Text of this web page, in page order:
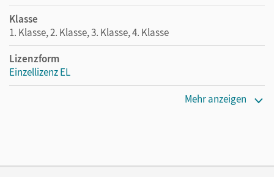
Klasse
1. Klasse, 2. Klasse, 3. Klasse, 4. Klasse
Lizenzform
Einzellizenz EL
Mehr anzeigen